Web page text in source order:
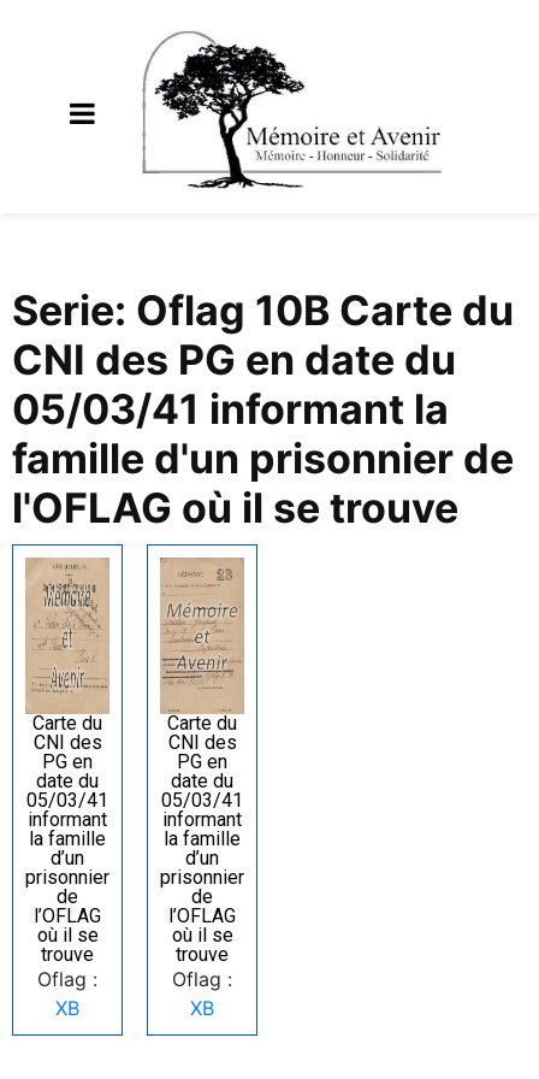
Serie: Oflag 10B Carte du
CNI des PG en date du
05/03/41 informant la
famille d'un prisonnier de
l'OFLAG où il se trouve
Carte du
CNI des
PG en
date du
05/03/41
informant
la famille
d’un
prisonnier
de
l’OFLAG
où il se
trouve
Oflag :
XB
Carte du
CNI des
PG en
date du
05/03/41
informant
la famille
d’un
prisonnier
de
l’OFLAG
où il se
trouve
Oflag :
XB